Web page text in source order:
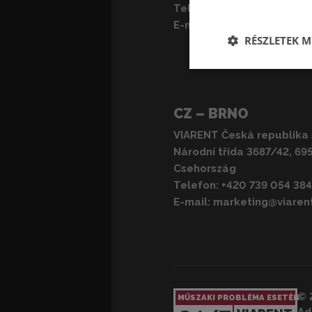
Telefon:
E-mail:
CZ – BRNO
VIARENT Česká republika
Národní třída 3687/42,
Csehország
Telefon: +420 739 054 384
E-mail:
MŰSZAKI PROBLÉMA ESETÉN©
RÉSZLETEK